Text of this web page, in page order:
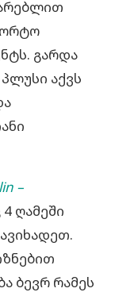
გარდა
აქვს
–
ღამეში
ბევრ რამეს